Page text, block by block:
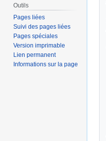
Outils
Pages liées
Suivi des pages liées
Pages spéciales
Version imprimable
Lien permanent
Informations sur la page